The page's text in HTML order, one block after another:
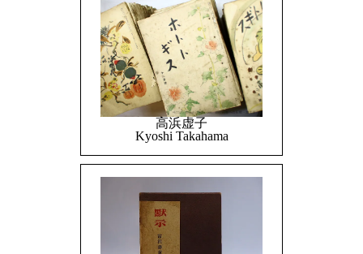
高浜虚子
Kyoshi Takahama